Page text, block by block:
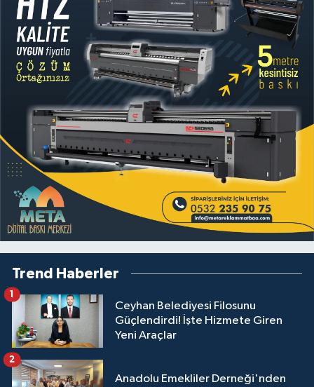
Trend Haberler
Ceyhan Belediyesi Filosunu
Güçlendirdi! İşte Hizmete Giren
Yeni Araçlar
1
Anadolu Emekliler Derneği'nden
2